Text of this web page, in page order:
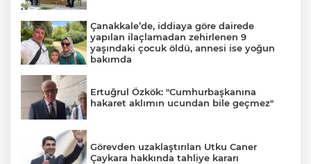
Çanakkale’de, iddiaya göre dairede
yapılan ilaçlamadan zehirlenen 9
yaşındaki çocuk öldü, annesi ise yoğun
bakımda
Ertuğrul Özkök: "Cumhurbaşkanına
hakaret aklımın ucundan bile geçmez"
Görevden uzaklaştırılan Utku Caner
Çaykara hakkında tahliye kararı